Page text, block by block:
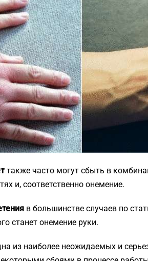
также часто могут сбыть в
и, соответственно онемение.
в большинстве случаев по
станет онемение руки.
из наиболее неожидаемых и